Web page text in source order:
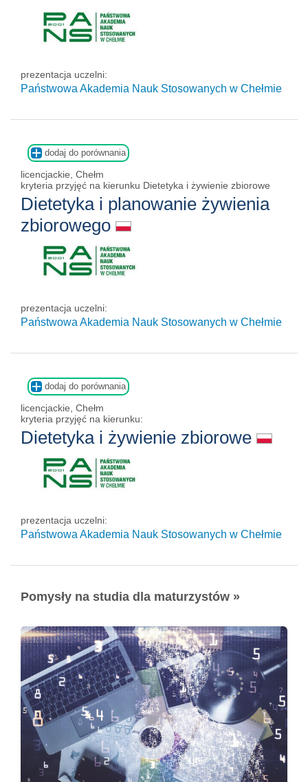
prezentacja uczelni:
Państwowa Akademia Nauk Stosowanych w Chełmie
dodaj do porównania
licencjackie, Chełm
kryteria przyjęć na kierunku Dietetyka i żywienie zbiorowe
Dietetyka i planowanie żywienia
zbiorowego
prezentacja uczelni:
Państwowa Akademia Nauk Stosowanych w Chełmie
dodaj do porównania
licencjackie, Chełm
kryteria przyjęć na kierunku:
Dietetyka i żywienie zbiorowe
prezentacja uczelni:
Państwowa Akademia Nauk Stosowanych w Chełmie
Pomysły na studia dla maturzystów »